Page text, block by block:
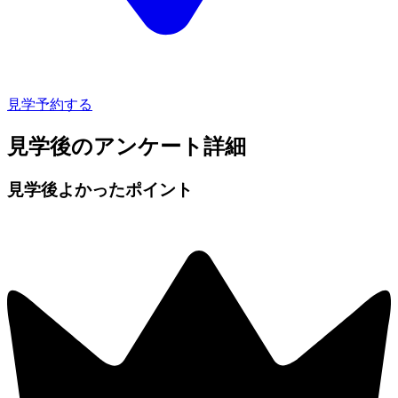
見学予約する
見学後のアンケート詳細
見学後よかったポイント